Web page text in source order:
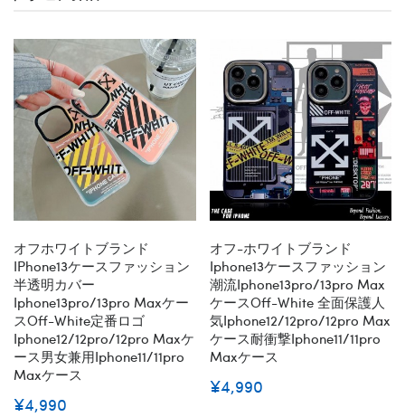
オフホワイトブランド
IPhone13ケースファッション
半透明カバー
Iphone13pro/13pro Maxケー
スOff-White定番ロゴ
Iphone12/12pro/12pro Maxケ
ース男女兼用iphone11/11pro
Maxケース
¥4,990
オフ-ホワイトブランド
Iphone13ケースファッション
潮流iphone13pro/13pro Max
ケースoff-White 全面保護人
気iphone12/12pro/12pro Max
ケース耐衝撃iphone11/11pro
Maxケース
¥4,990